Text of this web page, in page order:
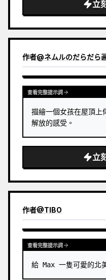
立
作者@ネムルのだらだら
查看完整提示詞
描繪一個女孩在屋頂上
解放的感受。
立
作者@TIBO
查看完整提示詞
給 Max 一隻可愛的北